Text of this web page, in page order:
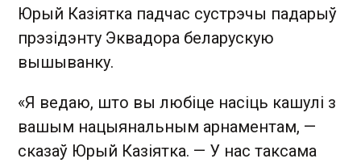
Юрый Казіятка падчас сустрэчы падарыў
прэзідэнту Эквадора беларускую
вышыванку.
«Я ведаю, што вы любіце насіць кашулі з
вашым нацыянальным арнаментам, —
сказаў Юрый Казіятка. — У нас таксама